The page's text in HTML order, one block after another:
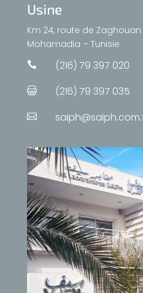
Usine
Km 24, route de Zaghouan
Mohamadia – Tunisie
 (216) 79 397 020
 (216) 79 397 035
